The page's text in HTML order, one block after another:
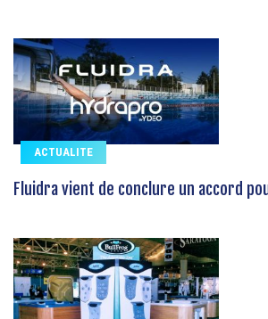
ACTUALITE
Fluidra vient de conclure un accord